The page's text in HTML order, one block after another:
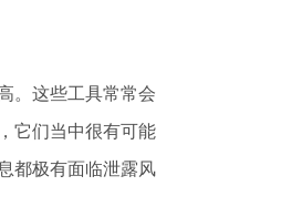
。这些工具常常会
它们当中很有可能
都极有面临泄露风